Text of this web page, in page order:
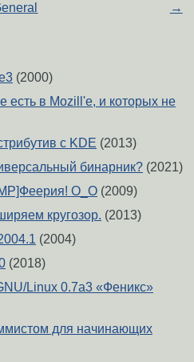
→
(2000)
есть в Mozill'е, и которых не
с KDE (2013)
бинарник? (2021)
О_О (2009)
кругозор. (2013)
(2004)
(2018)
Linux 0.7a3 «Феникс»
для начинающих